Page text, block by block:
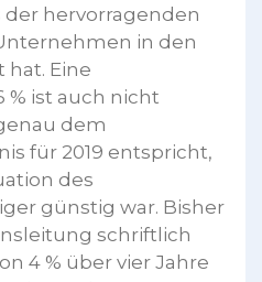
hervorragenden
in den
hat. Eine
% ist auch nicht
dem
für 2019 entspricht,
des
günstig war. Bisher
schriftlich
4 % über vier Jahre